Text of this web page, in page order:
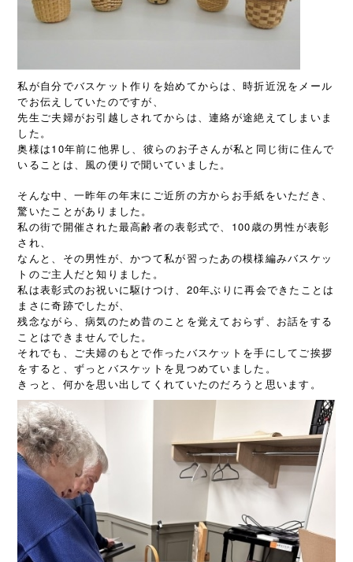
私が自分でバスケット作りを始めてからは、時折近況をメール
でお伝えしていたのですが、
先生ご夫婦がお引越しされてからは、連絡が途絶えてしまいま
した。
奥様は10年前に他界し、彼らのお子さんが私と同じ街に住んで
いることは、風の便りで聞いていました。
そんな中、一昨年の年末にご近所の方からお手紙をいただき、
驚いたことがありました。
私の街で開催された最高齢者の表彰式で、100歳の男性が表彰
され、
なんと、その男性が、かつて私が習ったあの模様編みバスケッ
トのご主人だと知りました。
私は表彰式のお祝いに駆けつけ、20年ぶりに再会できたことは
まさに奇跡でしたが、
残念ながら、病気のため昔のことを覚えておらず、お話をする
ことはできませんでした。
それでも、ご夫婦のもとで作ったバスケットを手にしてご挨拶
をすると、ずっとバスケットを見つめていました。
きっと、何かを思い出してくれていたのだろうと思います。